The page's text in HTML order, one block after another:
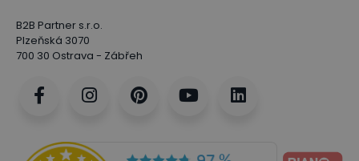
B2B Partner s.r.o.
Plzeňská 3070
700 30 Ostrava - Zábřeh